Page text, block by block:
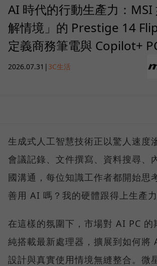
AI 時代的行動生產力：MSI
解情境」的 Prestige 14
定義商務筆電與 Copilot+
2026.07.31 | 3C生活
生成式人工智慧技術正以驚人速度
會議記錄、文件撰寫、資料搜尋、
國溝通，每位知識工作者都開始思
善用 AI 嗎？我的硬體跟得上生產力
在這樣的氛圍下，市場對 AI PC 的
純搭載最新處理器，擴展到如何將
設計與真實使用情境無縫整合。微